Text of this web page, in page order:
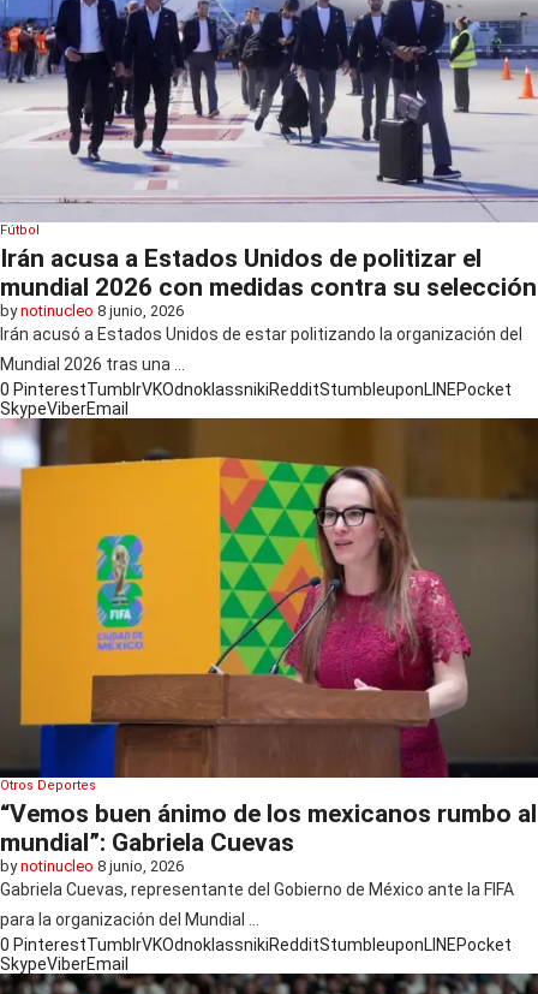
Fútbol
Irán acusa a Estados Unidos de politizar el
mundial 2026 con medidas contra su selección
bynotinucleo 8 junio, 2026
Irán acusó a Estados Unidos de estar politizando la organización del
Mundial 2026 tras una …
0 PinterestTumblrVKOdnoklassnikiRedditStumbleuponLINEPocket
SkypeViberEmail
Otros Deportes
“Vemos buen ánimo de los mexicanos rumbo al
mundial”: Gabriela Cuevas
bynotinucleo 8 junio, 2026
Gabriela Cuevas, representante del Gobierno de México ante la FIFA
para la organización del Mundial …
0 PinterestTumblrVKOdnoklassnikiRedditStumbleuponLINEPocket
SkypeViberEmail